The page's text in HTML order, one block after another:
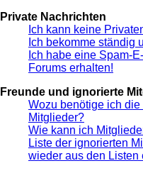
Private Nachrichten
Ich kann keine
Ich bekomme ständig
Ich habe eine Spam-
Forums erhalten!
Freunde und ignorierte
Wozu benötige ich
Mitglieder?
Wie kann ich
Liste der ignorierten
wieder aus den Listen